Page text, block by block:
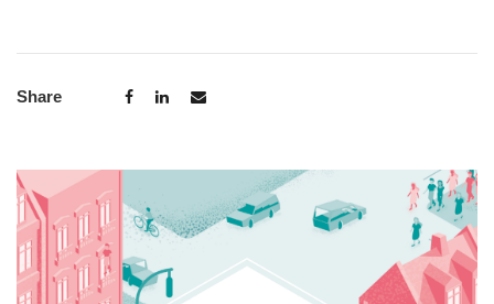
Share